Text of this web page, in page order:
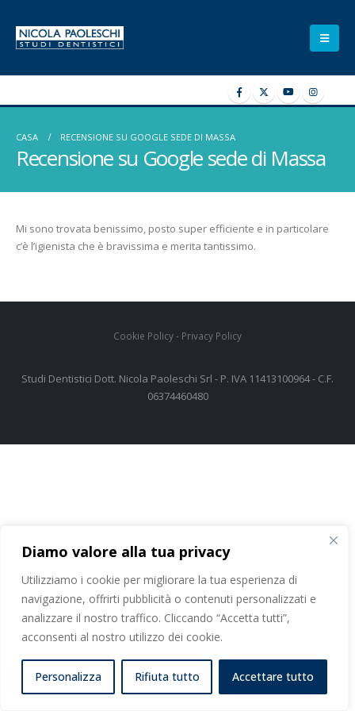
Diamo valore alla tua privacy
Utilizziamo i cookie per migliorare la tua esperienza di
navigazione, offrirti pubblicità o contenuti personalizzati e
analizzare il nostro traffico. Cliccando “Accetta tutti”,
acconsenti al nostro utilizzo dei cookie.
Personalizza Rifiuta tutto Accettare tutto
CASA RECENSIONE SU GOOGLE SEDE DI MASSA
Recensione su Google sede di Massa
Mi sono trovata benissimo, posto super efficiente e in particolare
c’è l’igienista che è bravissima e merita tantissimo.
Cookie Policy- Privacy Policy
Studi Dentistici Dott. Nicola Paoleschi Srl - P. IVA 11413100964 - C.F.
06374460480